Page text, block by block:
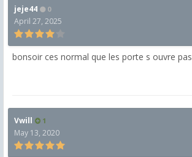
jeje44 0
April 27, 2025
bonsoir ces normal que les porte s ouvre pas
Vwill 1
May 13, 2020